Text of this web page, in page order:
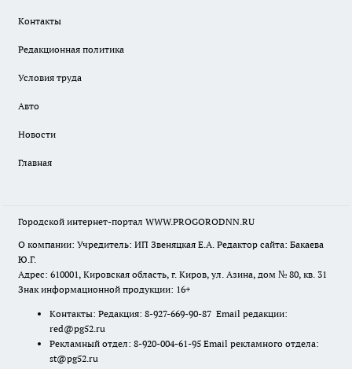
Контакты
Редакционная политика
Условия труда
Авто
Новости
Главная
Городской интернет-портал WWW.PROGORODNN.RU
О компании: Учредитель: ИП Звеняцкая Е.А. Редактор сайта: Бакаева
Ю.Г.
Адрес: 610001, Кировская область, г. Киров, ул. Азина, дом № 80, кв. 31
Знак информационной продукции: 16+
Контакты: Редакция: 8-927-669-90-87 Email редакции:
red@pg52.ru
Рекламный отдел: 8-920-004-61-95 Email рекламного отдела:
st@pg52.ru